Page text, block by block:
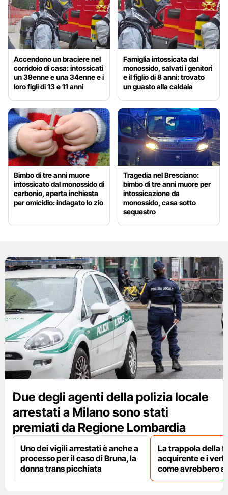
Accendono un braciere nel
corridoio di casa: intossicati
un 39enne e una 34enne e i
loro figli di 13 e 11 anni
Famiglia intossicata dal
monossido, salvati i genitori
e il figlio di 8 anni: trovato
un guasto alla caldaia
Bimbo di tre anni muore
intossicato dal monossido di
carbonio, aperta inchiesta
per omicidio: indagato lo zio
Tragedia nel Bresciano:
bimbo di tre anni muore per
intossicazione da
monossido, casa sotto
sequestro
Due degli agenti della polizia locale
arrestati a Milano sono stati
premiati da Regione Lombardia
Uno dei vigili arrestati è anche a
processo per il caso di Bruna, la
donna trans picchiata
La trappola della
acquirente e i
come avrebbero